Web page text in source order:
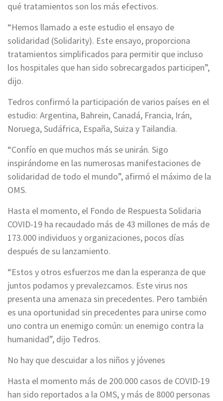
qué tratamientos son los más efectivos.
“Hemos llamado a este estudio el ensayo de
solidaridad (Solidarity). Este ensayo, proporciona
tratamientos simplificados para permitir que incluso
los hospitales que han sido sobrecargados participen”,
dijo.
Tedros confirmó la participación de varios países en el
estudio: Argentina, Bahrein, Canadá, Francia, Irán,
Noruega, Sudáfrica, España, Suiza y Tailandia.
“Confío en que muchos más se unirán. Sigo
inspirándome en las numerosas manifestaciones de
solidaridad de todo el mundo”, afirmó el máximo de la
OMS.
Hasta el momento, el Fondo de Respuesta Solidaria
COVID-19 ha recaudado más de 43 millones de más de
173.000 individuos y organizaciones, pocos días
después de su lanzamiento.
“Estos y otros esfuerzos me dan la esperanza de que
juntos podamos y prevalezcamos. Este virus nos
presenta una amenaza sin precedentes. Pero también
es una oportunidad sin precedentes para unirse como
uno contra un enemigo común: un enemigo contra la
humanidad”, dijo Tedros.
No hay que descuidar a los niños y jóvenes
Hasta el momento más de 200.000 casos de COVID-19
han sido reportados a la OMS, y más de 8000 personas